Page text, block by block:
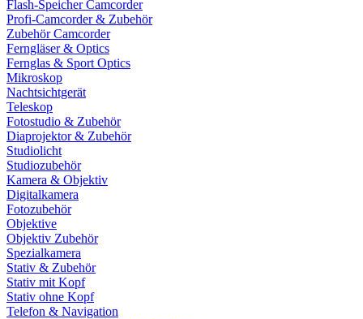
Flash-Speicher Camcorder
Profi-Camcorder & Zubehör
Zubehör Camcorder
Ferngläser & Optics
Fernglas & Sport Optics
Mikroskop
Nachtsichtgerät
Teleskop
Fotostudio & Zubehör
Diaprojektor & Zubehör
Studiolicht
Studiozubehör
Kamera & Objektiv
Digitalkamera
Fotozubehör
Objektive
Objektiv Zubehör
Spezialkamera
Stativ & Zubehör
Stativ mit Kopf
Stativ ohne Kopf
Telefon & Navigation